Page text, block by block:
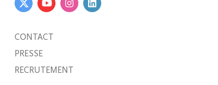
CONTACT
PRESSE
RECRUTEMENT